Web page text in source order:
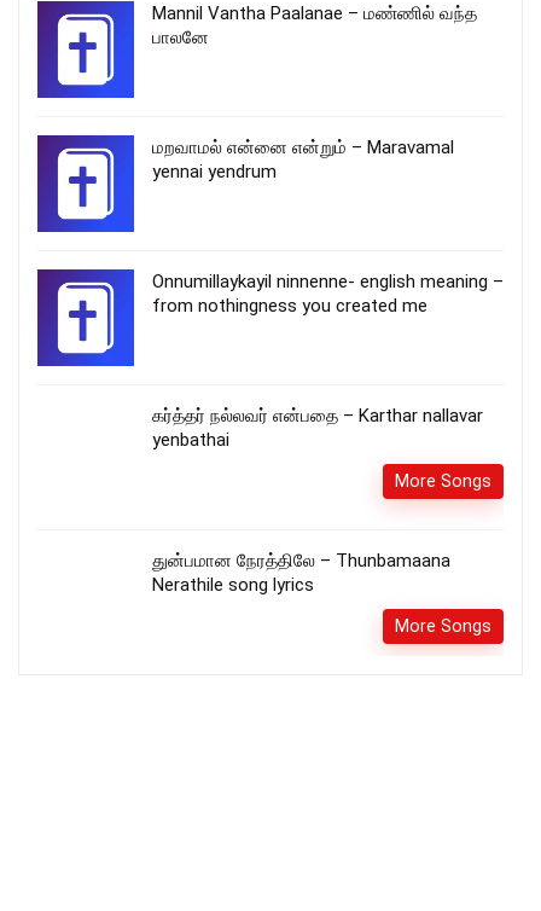
Mannil Vantha Paalanae – மண்ணில் வந்த
பாலனே
மறவாமல் என்னை என்றும் – Maravamal
yennai yendrum
Onnumillaykayil ninnenne- english meaning –
from nothingness you created me
கர்த்தர் நல்லவர் என்பதை – Karthar nallavar
yenbathai
More Songs
துன்பமான நேரத்திலே – Thunbamaana
Nerathile song lyrics
More Songs